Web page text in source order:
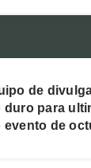
de
duro para
evento de